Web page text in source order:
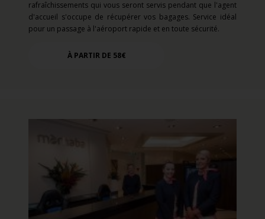
rafraîchissements qui vous seront servis pendant que l'agent
d'accueil s'occupe de récupérer vos bagages. Service idéal
pour un passage à l'aéroport rapide et en toute sécurité.
À PARTIR DE 58€